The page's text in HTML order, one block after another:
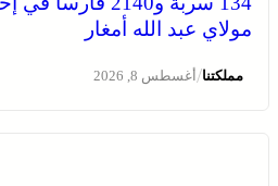
مولاي عبد الله أمغار
مملكتنا/أغسطس 8, 2026